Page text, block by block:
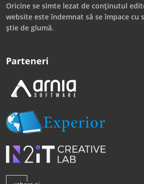
Oricine se simte lezat de conținutul
website este îndemnat să se împace cu
știe de glumă.
Parteneri